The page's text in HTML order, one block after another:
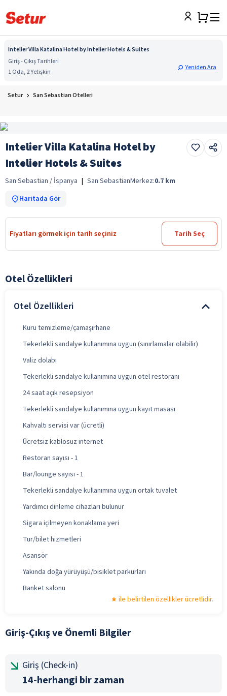
Intelier Villa Katalina Hotel by Intelier Hotels & Suites
Giriş - Çıkış Tarihleri
1 Oda, 2 Yetişkin
Yeniden Ara
Setur San Sebastian Otelleri
Intelier Villa Katalina Hotel by
Intelier Hotels & Suites
San Sebastian / İspanya | San SebastianMerkez:0.7 km
Haritada Gör
Fiyatları görmek için tarih seçiniz Tarih Seç
Otel Özellikleri
Otel Özellikleri
Kuru temizleme/çamaşırhane
Tekerlekli sandalye kullanımına uygun (sınırlamalar olabilir)
Valiz dolabı
Tekerlekli sandalye kullanımına uygun otel restoranı
24 saat açık resepsiyon
Tekerlekli sandalye kullanımına uygun kayıt masası
Kahvaltı servisi var (ücretli)
Ücretsiz kablosuz internet
Restoran sayısı - 1
Bar/lounge sayısı - 1
Tekerlekli sandalye kullanımına uygun ortak tuvalet
Yardımcı dinleme cihazları bulunur
Sigara içilmeyen konaklama yeri
Tur/bilet hizmetleri
Asansör
Yakında doğa yürüyüşü/bisiklet parkurları
Banket salonu
ile belirtilen özellikler ücretlidir.
Giriş-Çıkış ve Önemli Bilgiler
Giriş (Check-in)
14-herhangi bir zaman